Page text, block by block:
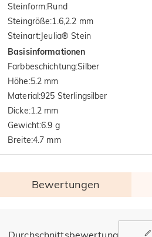
Steinform:Rund
Steingröße:1.6,2.2 mm
Steinart:Jeulia® Stein
Basisinformationen
Farbbeschichtung:Silber
Höhe:5.2 mm
Material:925 Sterlingsilber
Dicke:1.2 mm
Gewicht:6.9 g
Breite:4.7 mm
Bewertungen
Durchschnittsbewertung
Allgemein